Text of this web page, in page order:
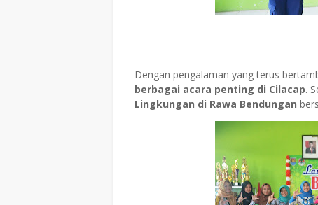
Dengan pengalaman yang terus
berbagai acara penting di Cilacap.
Lingkungan di Rawa Bendungan